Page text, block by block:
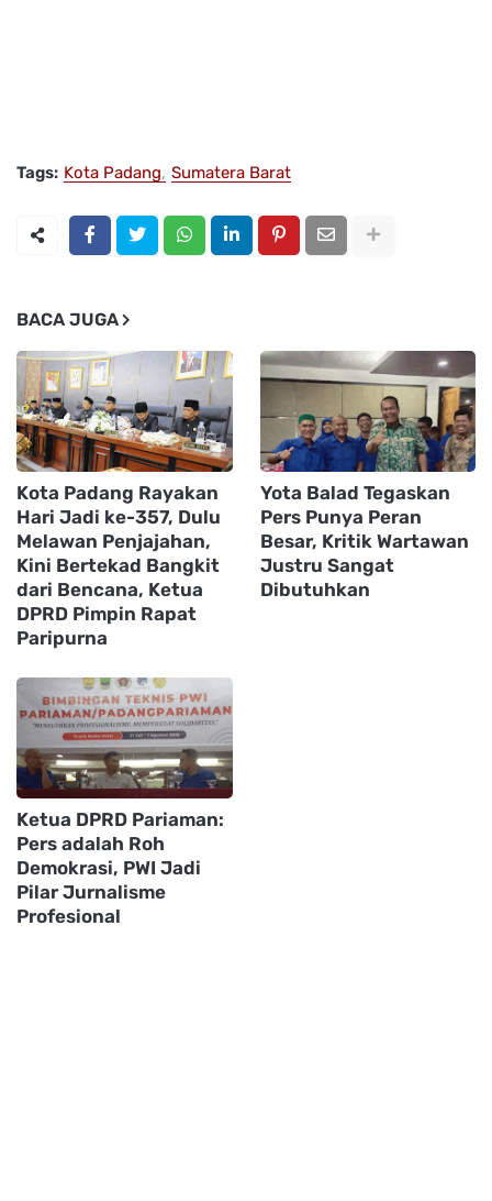
Tags: Kota Padang Sumatera Barat
BACA JUGA
Kota Padang Rayakan
Hari Jadi ke-357, Dulu
Melawan Penjajahan,
Kini Bertekad Bangkit
dari Bencana, Ketua
DPRD Pimpin Rapat
Paripurna
Yota Balad Tegaskan
Pers Punya Peran
Besar, Kritik Wartawan
Justru Sangat
Dibutuhkan
Ketua DPRD Pariaman:
Pers adalah Roh
Demokrasi, PWI Jadi
Pilar Jurnalisme
Profesional